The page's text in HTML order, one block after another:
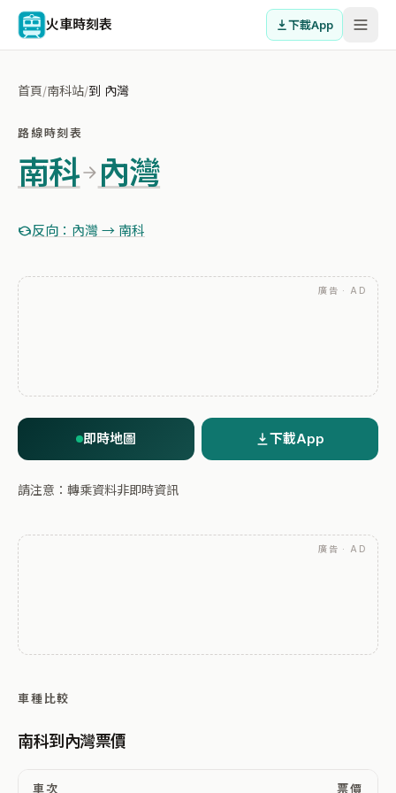
火車時刻表 下載App
首頁/南科站/到 內灣
路線時刻表
南科 內灣
反向：內灣 → 南科
廣告 · AD
即時地圖 下載App
請注意：轉乘資料非即時資訊
廣告 · AD
車種比較
南科到內灣票價
車次 票價